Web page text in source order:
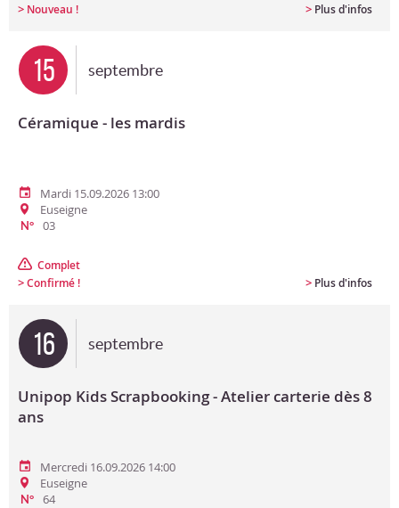
> Nouveau ! > Plus d'infos
15 septembre
Céramique - les mardis
Mardi 15.09.2026 13:00
Euseigne
N° 03
Complet
>Confirmé ! > Plus d'infos
16 septembre
Unipop Kids Scrapbooking - Atelier carterie dès 8
ans
Mercredi 16.09.2026 14:00
Euseigne
N° 64